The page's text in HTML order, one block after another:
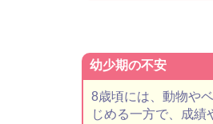
幼少期の不安
8歳頃には、動物や
じめる一方で、成績